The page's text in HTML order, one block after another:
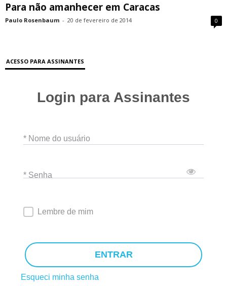
Para não amanhecer em Caracas
Paulo Rosenbaum - 20 de fevereiro de 2014 0
ACESSO PARA ASSINANTES
Login para Assinantes
* Nome do usuário
* Senha
Lembre de mim
ENTRAR
Esqueci minha senha